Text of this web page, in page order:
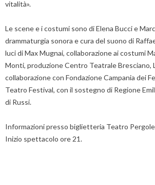
vitalità».
Le scene e i costumi sono di Elena Bucci e
drammaturgia sonora e cura del suono di
luci di Max Mugnai, collaborazione ai costumi
Monti, produzione Centro Teatrale Bresciano,
collaborazione con Fondazione Campania dei
Teatro Festival, con il sostegno di Regione
di Russi.
Informazioni presso biglietteria Teatro
Inizio spettacolo ore 21.